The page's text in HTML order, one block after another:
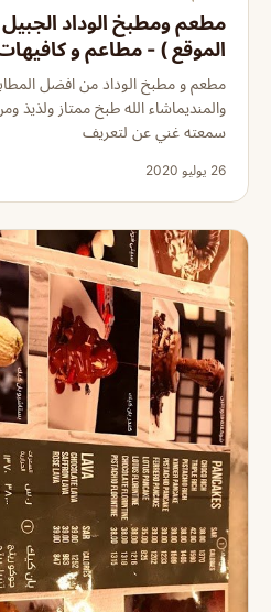
مطعم ومطبخ الوداد الجبيل
الموقع ) - مطاعم و
مطعم و مطبخ الوداد من افضل
والمنديماشاء الله طبخ ممتاز ولذيذ
سمعته غني عن لتعريف
26 يوليو 2020